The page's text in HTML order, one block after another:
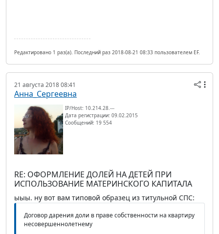
Редактировано 1 раз(а). Последний раз 2018-08-21 08:33 пользователем EF.
21 августа 2018 08:41
Анна_Сергеевна
IP/Host: 10.214.28.---
Дата регистрации: 09.02.2015
Сообщений: 19 554
RE: ОФОРМЛЕНИЕ ДОЛЕЙ НА ДЕТЕЙ ПРИ
ИСПОЛЬЗОВАНИЕ МАТЕРИНСКОГО КАПИТАЛА
ыыы. ну вот вам типовой образец из титульной СПС:
Договор дарения доли в праве собственности на квартиру
несовершеннолетнему